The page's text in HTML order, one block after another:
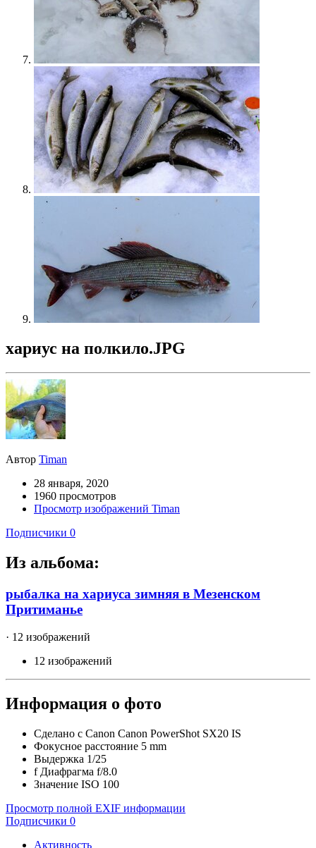
хариус на полкило.JPG
Автор Timan
28 января, 2020
1960 просмотров
Просмотр изображений Timan
Подписчики 0
Из альбома:
рыбалка на хариуса зимняя в Мезенском
Притиманье
· 12 изображений
12 изображений
Информация о фото
Сделано с Canon Canon PowerShot SX20 IS
Фокусное расстояние 5 mm
Выдержка 1/25
f Диафрагма f/8.0
Значение ISO 100
Просмотр полной EXIF информации
Подписчики 0
Активность